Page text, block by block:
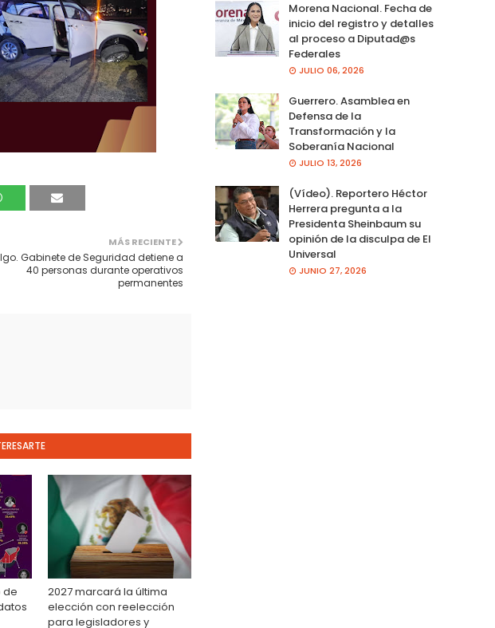
MÁS RECIENTE
Gabinete de Seguridad detiene a
40 personas durante operativos
permanentes
de
2027 marcará la última
elección con reelección
para legisladores y
Morena Nacional. Fecha de
inicio del registro y detalles
al proceso a Diputad@s
Federales
JULIO 06, 2026
Guerrero. Asamblea en
Defensa de la
Transformación y la
Soberanía Nacional
JULIO 13, 2026
(Vídeo). Reportero Héctor
Herrera pregunta a la
Presidenta Sheinbaum su
opinión de la disculpa de El
Universal
JUNIO 27, 2026